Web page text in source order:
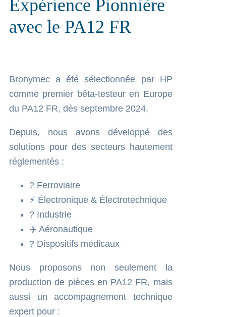
Expérience Pionnière
avec le PA12 FR
Bronymec a été sélectionnée par HP
comme premier bêta-testeur en Europe
du PA12 FR, dès septembre 2024.
Depuis, nous avons développé des
solutions pour des secteurs hautement
réglementés :
? Ferroviaire
⚡ Électronique & Électrotechnique
? Industrie
✈️ Aéronautique
? Dispositifs médicaux
Nous proposons non seulement la
production de pièces en PA12 FR, mais
aussi un accompagnement technique
expert pour :